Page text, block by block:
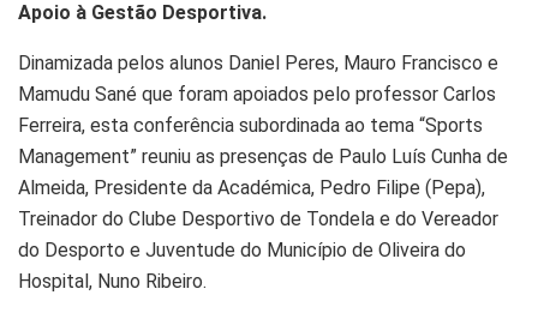
Apoio à Gestão Desportiva.
Dinamizada pelos alunos Daniel Peres, Mauro Francisco e
Mamudu Sané que foram apoiados pelo professor Carlos
Ferreira, esta conferência subordinada ao tema “Sports
Management” reuniu as presenças de Paulo Luís Cunha de
Almeida, Presidente da Académica, Pedro Filipe (Pepa),
Treinador do Clube Desportivo de Tondela e do Vereador
do Desporto e Juventude do Município de Oliveira do
Hospital, Nuno Ribeiro.